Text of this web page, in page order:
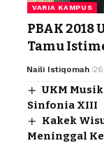
VARIA KAMPUS
PBAK
Tamu
Naili Istiqomah 26
UKM
Sinfonia XIII
Kakek
Meninggal